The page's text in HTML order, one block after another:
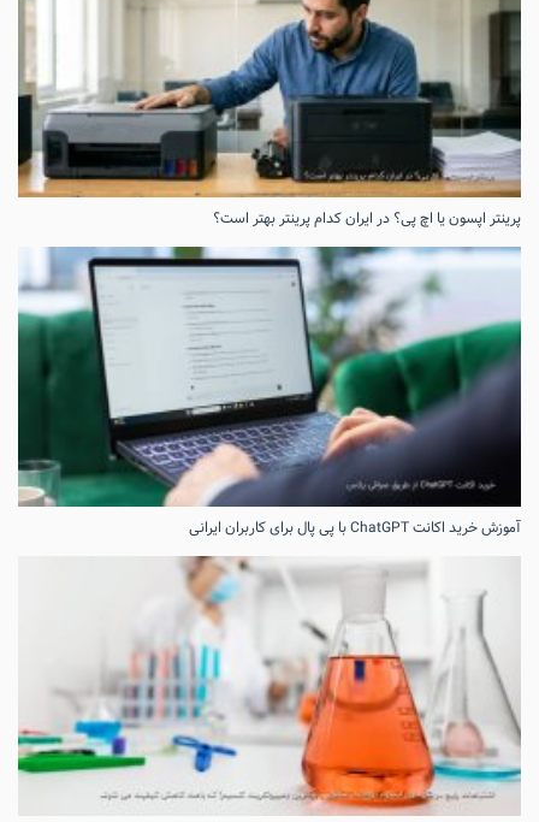
پرینتر اپسون یا اچ پی؟ در ایران کدام پرینتر بهتر است؟
آموزش خرید اکانت ChatGPT با پی پال برای کاربران ایرانی